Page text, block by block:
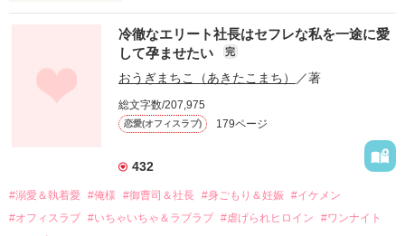
幼なじみの哲平に淡い恋心を抱いていた美桜。
しかし、ある出来事をきっかけに二人の関係は壊れてしまう。
関係修復もできないまま、美桜は両親の離婚によって
引っ越すことになり、哲平とも離れ離れになった。
それから約十二年後。
過去の傷から、二度と会いたくないと思っていた哲平に
運命のような再会を果たす。
冷徹なエリート社長はセフレな私を一途に愛
して孕ませたい
完
おうぎまちこ（あきたこまち） ／著
総文字数/207,975
恋愛(オフィスラブ) 179ページ
432
#溺愛＆執着愛 #俺様 #御曹司＆社長 #身ごもり＆妊娠 #イケメン
#オフィスラブ #いちゃいちゃ＆ラブラブ #虐げられヒロイン
#ワンナイト